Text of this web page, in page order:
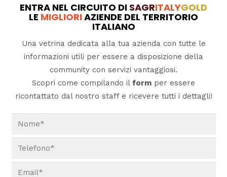
ENTRA NEL CIRCUITO DI SAGRITALYGOLD
LE MIGLIORIAZIENDE DEL TERRITORIO
ITALIANO
Una vetrina dedicata alla tua azienda con tutte le
informazioni utili per essere a disposizione della
community con servizi vantaggiosi.
Scopri come compilando il form per essere
ricontattato dal nostro staff e ricevere tutti i dettagli!